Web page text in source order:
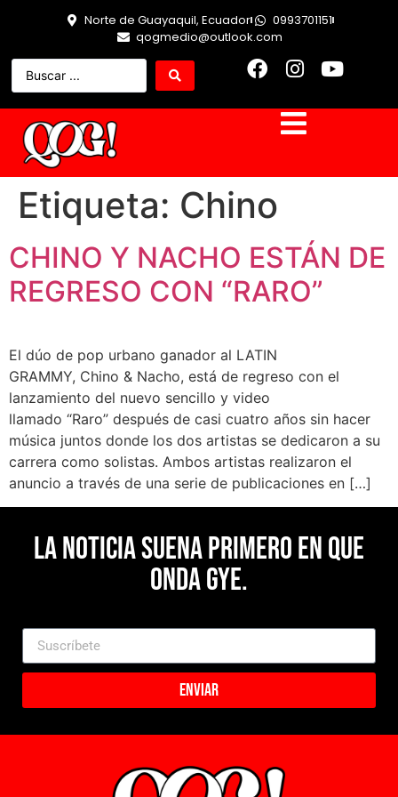
Norte de Guayaquil, Ecuador
0993701151
qogmedio@outlook.com
Etiqueta: Chino
CHINO Y NACHO ESTÁN DE
REGRESO CON “RARO”
El dúo de pop urbano ganador al LATIN
GRAMMY, Chino & Nacho, está de regreso con el
lanzamiento del nuevo sencillo y video
llamado “Raro” después de casi cuatro años sin hacer
música juntos donde los dos artistas se dedicaron a su
carrera como solistas. Ambos artistas realizaron el
anuncio a través de una serie de publicaciones en […]
La noticia suena primero en Que
Onda Gye.
Enviar